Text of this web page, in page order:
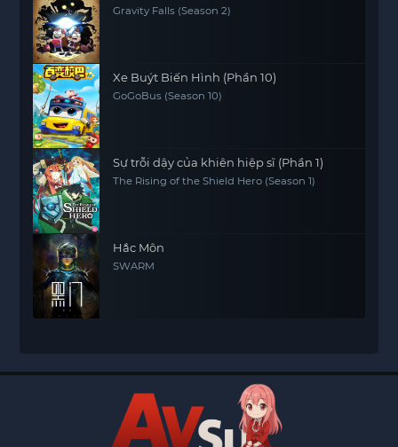
Gravity Falls (Season 2)
Xe Buýt Biến Hình (Phần 10)
GoGoBus (Season 10)
Sự trỗi dậy của khiên hiệp sĩ (Phần 1)
The Rising of the Shield Hero (Season 1)
Hắc Môn
SWARM